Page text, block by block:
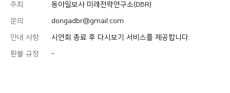
주최
동아일보사 미래전략연구소(DBR)
문의
dongadbr@gmail.com
안내 사항
시연회 종료 후 다시보기 서비스를 제공합니다.
환불 규정
-